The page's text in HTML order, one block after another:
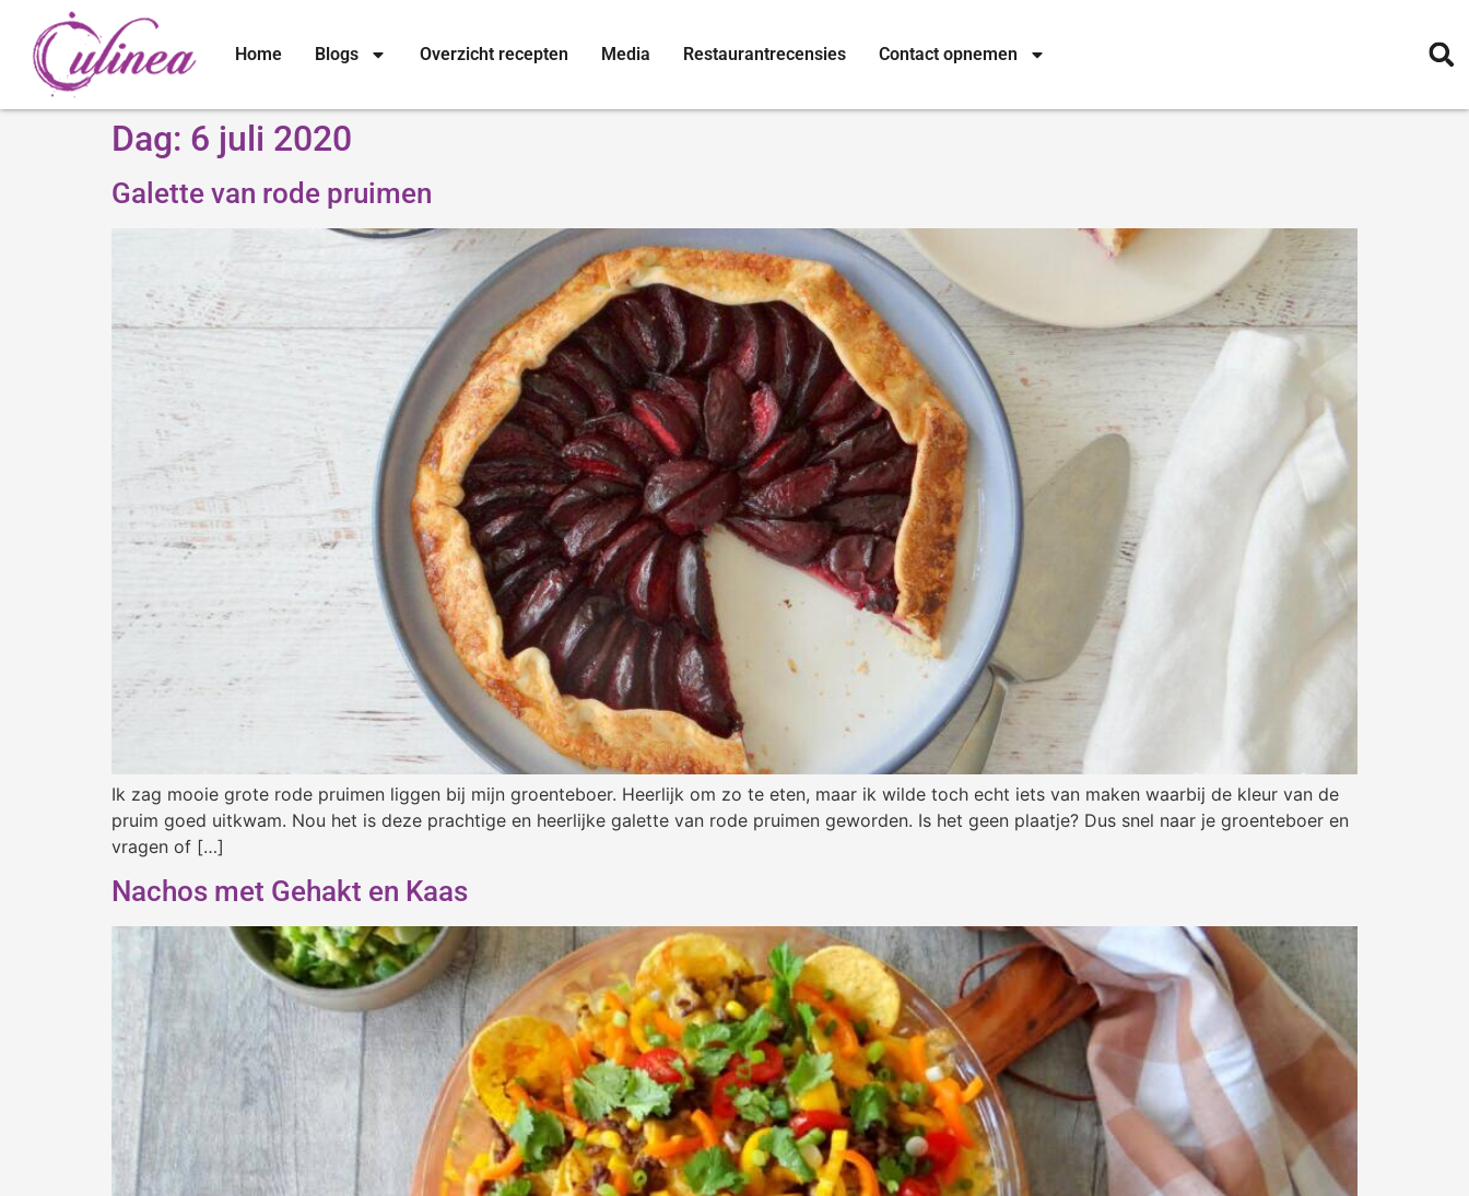
Home Blogs Overzicht recepten Media Restaurantrecensies Contact opnemen
Dag: 6 juli 2020
Galette van rode pruimen
Ik zag mooie grote rode pruimen liggen bij mijn groenteboer. Heerlijk om zo te eten, maar ik wilde toch echt iets van maken waarbij de kleur van de
pruim goed uitkwam. Nou het is deze prachtige en heerlijke galette van rode pruimen geworden. Is het geen plaatje? Dus snel naar je groenteboer en
vragen of […]
Nachos met Gehakt en Kaas